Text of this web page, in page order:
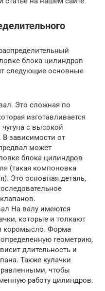
блока цилиндров
следующие основные
Это сложная по
изготавливается
с высокой
В зависимости от
может
блока цилиндров
(такая компоновка
Это основная деталь,
На валу имеются
которые и толкают
коромысло. Форма
определенную геометрию,
длительность и
Также кулачки
чтобы
работу цилиндров.